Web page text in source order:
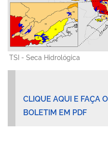
TSI - Seca Hidrológica
CLIQUE AQUI E FAÇA
BOLETIM EM PDF